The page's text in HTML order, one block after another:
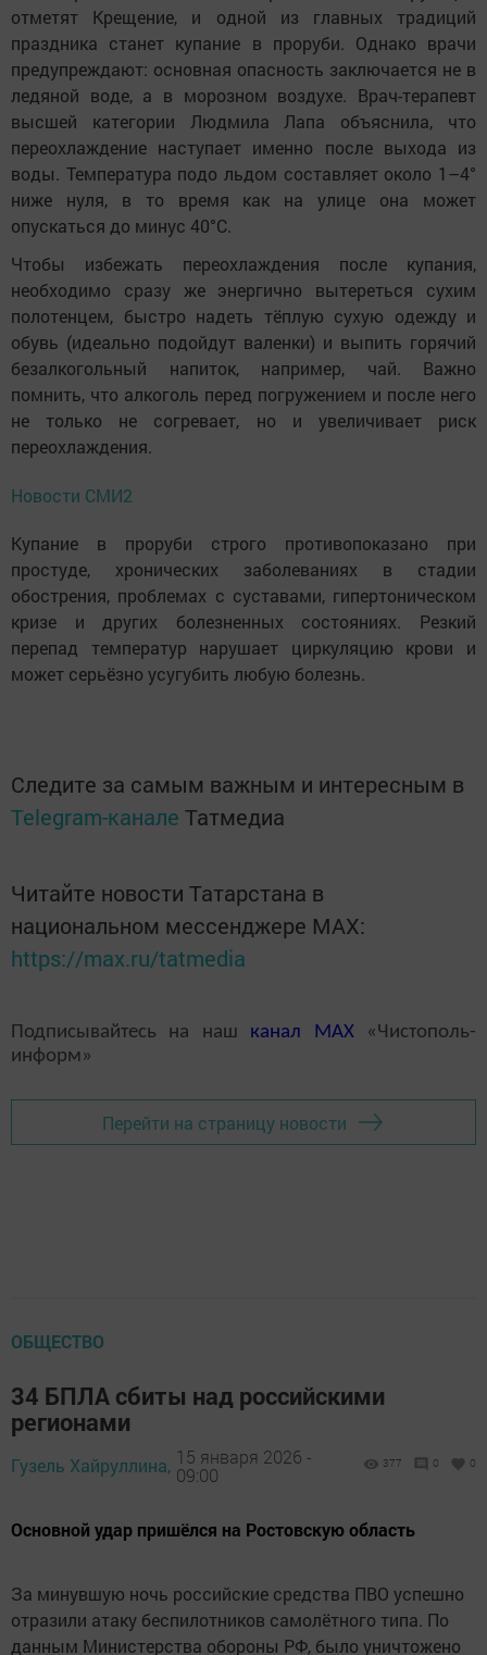
отметят Крещение, и одной из главных традиций
праздника станет купание в проруби. Однако врачи
предупреждают: основная опасность заключается не в
ледяной воде, а в морозном воздухе. Врач-терапевт
высшей категории Людмила Лапа объяснила, что
переохлаждение наступает именно после выхода из
воды. Температура подо льдом составляет около 1–4°
ниже нуля, в то время как на улице она может
опускаться до минус 40°C.
Чтобы избежать переохлаждения после купания,
необходимо сразу же энергично вытереться сухим
полотенцем, быстро надеть тёплую сухую одежду и
обувь (идеально подойдут валенки) и выпить горячий
безалкогольный напиток, например, чай. Важно
помнить, что алкоголь перед погружением и после него
не только не согревает, но и увеличивает риск
переохлаждения.
Новости СМИ2
Купание в проруби строго противопоказано при
простуде, хронических заболеваниях в стадии
обострения, проблемах с суставами, гипертоническом
кризе и других болезненных состояниях. Резкий
перепад температур нарушает циркуляцию крови и
может серьёзно усугубить любую болезнь.
Следите за самым важным и интересным в
Telegram-канале Татмедиа
Читайте новости Татарстана в
национальном мессенджере MАХ:
https://max.ru/tatmedia
Подписывайтесь на наш канал MAX«Чистополь-
информ»
Перейти на страницу новости
ОБЩЕСТВО
34 БПЛА сбиты над российскими
регионами
Гузель Хайруллина, 15 января 2026 -
09:00
377 0 0
Основной удар пришёлся на Ростовскую область
За минувшую ночь российские средства ПВО успешно
отразили атаку беспилотников самолётного типа. По
данным Министерства обороны РФ, было уничтожено